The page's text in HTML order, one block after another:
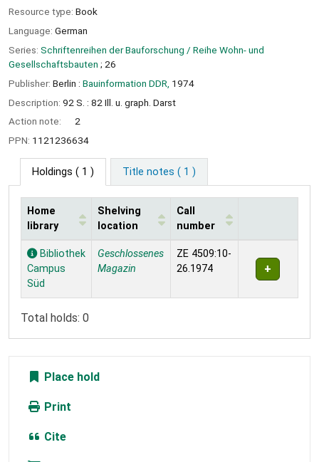
Resource type: Book
Language: German
Series: Schriftenreihen der Bauforschung / Reihe Wohn- und
Gesellschaftsbauten ; 26
Publisher: Berlin : Bauinformation DDR, 1974
Description: 92 S. : 82 Ill. u. graph. Darst
Action note:
2
PPN: 1121236634
Holdings ( 1 ) Title notes ( 1 )
Holdings
Home
library
Shelving
location
Call
number
Bibliothek
Campus
Süd
Geschlossenes
Magazin
ZE 4509:10-
26.1974
Total holds: 0
Place hold
Print
Cite